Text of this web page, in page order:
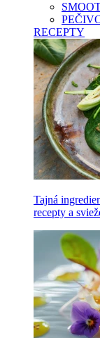
RECEPTY
Tajná
recepty a